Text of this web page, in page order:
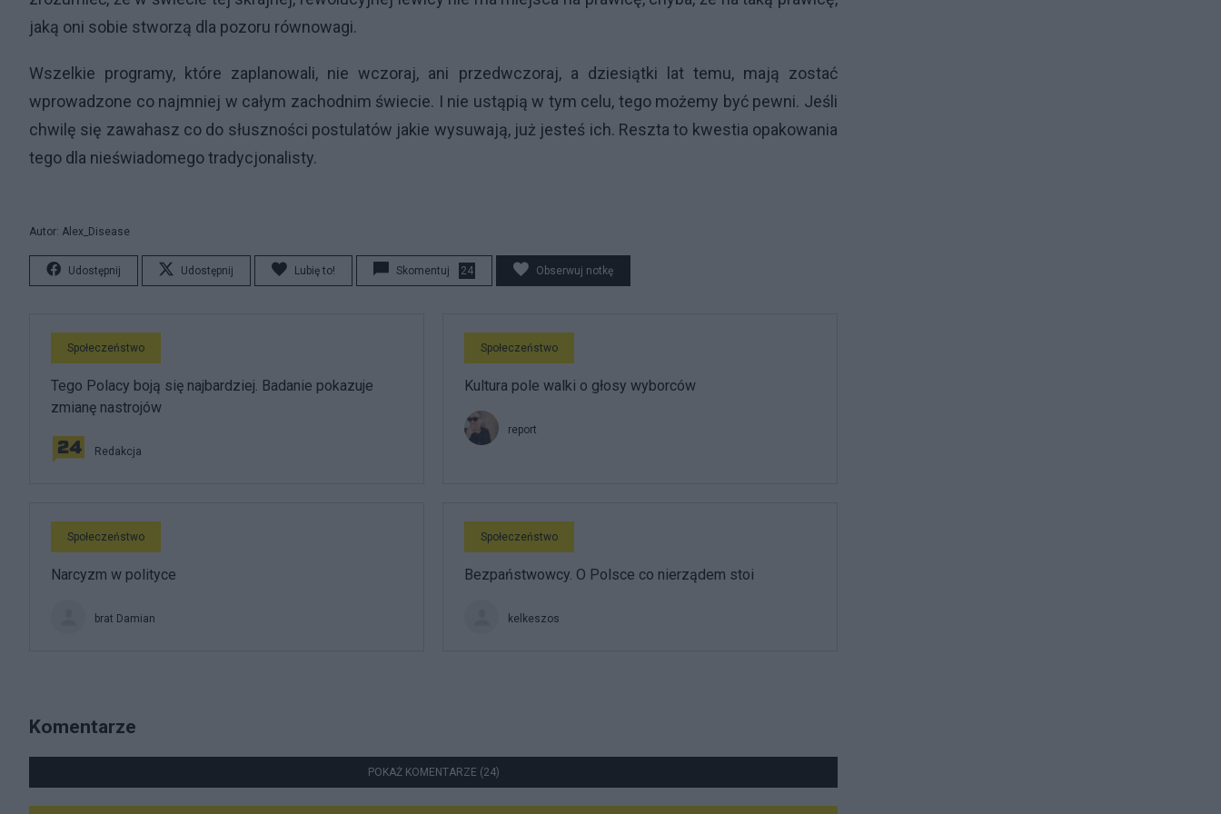
jaką oni sobie stworzą dla pozoru równowagi.
Wszelkie programy, które zaplanowali, nie wczoraj, ani przedwczoraj, a dziesiątki lat temu, mają zostać
wprowadzone co najmniej w całym zachodnim świecie. I nie ustąpią w tym celu, tego możemy być pewni. Jeśli
chwilę się zawahasz co do słuszności postulatów jakie wysuwają, już jesteś ich. Reszta to kwestia opakowania
tego dla nieświadomego tradycjonalisty.
Autor: Alex_Disease
Udostępnij Udostępnij Lubię to! Skomentuj 24 Obserwuj notkę
Społeczeństwo
Tego Polacy boją się najbardziej. Badanie pokazuje
zmianę nastrojów
Redakcja
Społeczeństwo
Kultura pole walki o głosy wyborców
report
Społeczeństwo
Narcyzm w polityce
brat Damian
Społeczeństwo
Bezpaństwowcy. O Polsce co nierządem stoi
kelkeszos
Komentarze
POKAŻ KOMENTARZE (24)